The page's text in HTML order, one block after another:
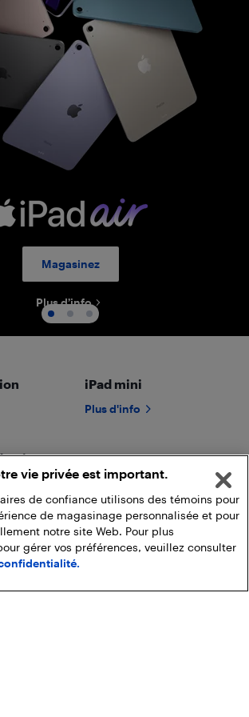
Magasinez
Plus d’info
iPad mini
Plus d'info
vie privée est important.
de confiance utilisons des témoins pour
de magasinage personnalisée et pour
notre site Web. Pour plus
gérer vos préférences, veuillez consulter